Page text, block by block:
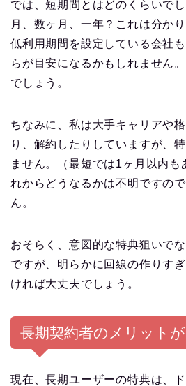
では、短期間とはどのくらいで
月、数ヶ月、一年？これは分か
低利用期間を設定している会社
らが目安になるかもしれません
でしょう。
ちなみに、私は大手キャリアや
り、解約したりしていますが、
ません。（最短では1ヶ月以内も
れからどうなるかは不明ですの
ん。
おそらく、意図的な特典狙いで
ですが、明らかに回線の作りす
ければ大丈夫でしょう。
長期契約者のメリットが
現在、長期ユーザーの特典は、